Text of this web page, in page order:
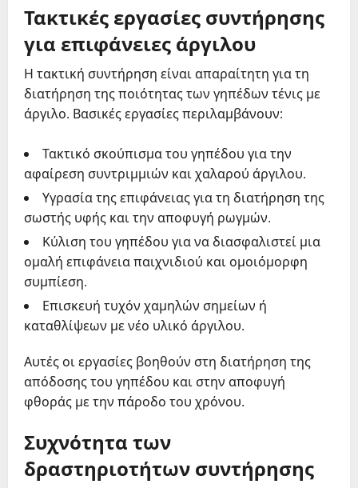
Τακτικές εργασίες συντήρησης
για επιφάνειες άργιλου
Η τακτική συντήρηση είναι απαραίτητη για τη
διατήρηση της ποιότητας των γηπέδων τένις με
άργιλο. Βασικές εργασίες περιλαμβάνουν:
Τακτικό σκούπισμα του γηπέδου για την
αφαίρεση συντριμμιών και χαλαρού άργιλου.
Υγρασία της επιφάνειας για τη διατήρηση της
σωστής υφής και την αποφυγή ρωγμών.
Κύλιση του γηπέδου για να διασφαλιστεί μια
ομαλή επιφάνεια παιχνιδιού και ομοιόμορφη
συμπίεση.
Επισκευή τυχόν χαμηλών σημείων ή
καταθλίψεων με νέο υλικό άργιλου.
Αυτές οι εργασίες βοηθούν στη διατήρηση της
απόδοσης του γηπέδου και στην αποφυγή
φθοράς με την πάροδο του χρόνου.
Συχνότητα των
δραστηριοτήτων συντήρησης